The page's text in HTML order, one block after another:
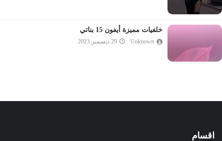
خلفيات مميزة أيفون 15 بناتي
Unknown 29 ديسمبر 2023
اقسام